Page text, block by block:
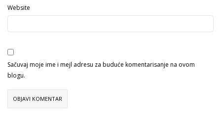
Website
Sačuvaj moje ime i mejl adresu za buduće komentarisanje na ovom
blogu.